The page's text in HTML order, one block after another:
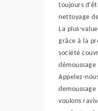
toujours
nettoyage
La plus-
grâce à la
société
Appelez-
voulons